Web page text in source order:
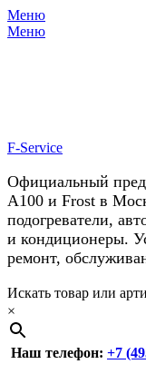
Меню
Меню
F-Service
Официальный
А100 и Frost в
подогреватели,
и кондиционеры.
ремонт,
Header
Right
Menu
Перейти
к
содержимому
Искать товар или
×
Наш телефон: +7
У нас